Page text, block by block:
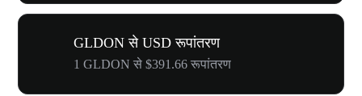
GLDON से USD रूपांतरण
1 GLDON से $391.66 रूपांतरण